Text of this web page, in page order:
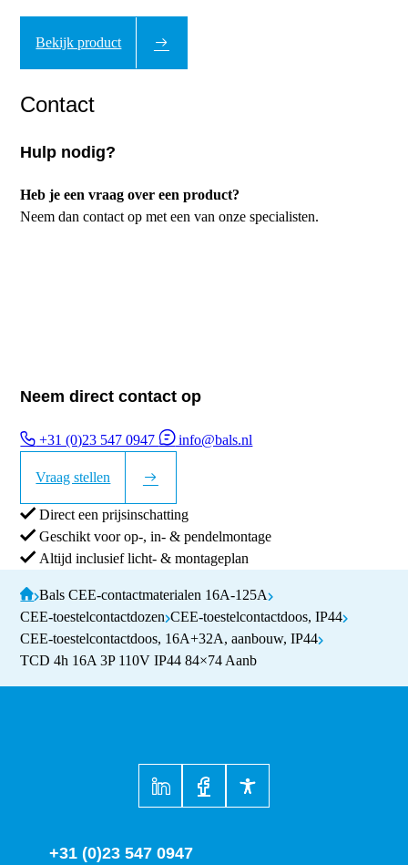
Bekijk product
Contact
Hulp nodig?
Heb je een vraag over een product?
Neem dan contact op met een van onze specialisten.
Neem direct contact op
+31 (0)23 547 0947 info@bals.nl
Vraag stellen
Direct een prijsinschatting
Geschikt voor op-, in- & pendelmontage
Altijd inclusief licht- & montageplan
Bals CEE-contactmaterialen 16A-125A
CEE-toestelcontactdozen CEE-toestelcontactdoos, IP44
CEE-toestelcontactdoos, 16A+32A, aanbouw, IP44
TCD 4h 16A 3P 110V IP44 84×74 Aanb
+31 (0)23 547 0947